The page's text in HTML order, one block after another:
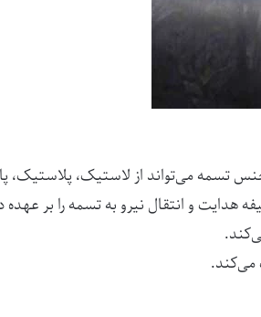
می‌تواند از لاستیک، پلاستیک،
و انتقال نیرو به تسمه را بر عهده
می‌کند.